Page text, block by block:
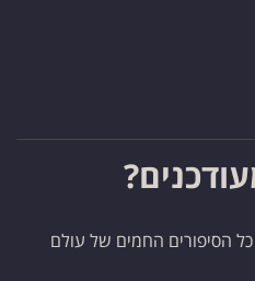
הסיפורים החמים של עולם